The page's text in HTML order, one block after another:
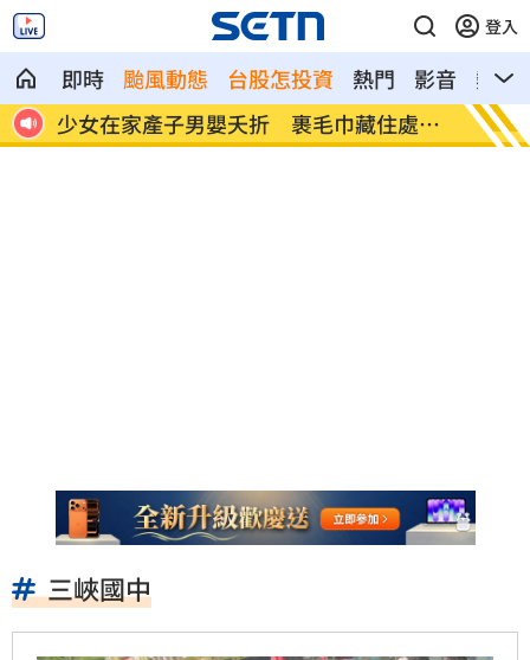
登入
即時 颱風動態 台股怎投資 熱門 影音
熱搜
多
劍橋最年輕黑人教授閃辭！爆論文抄襲造
假
遊日
三峽國中